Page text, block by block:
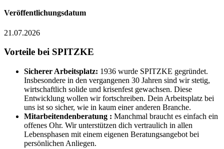
Veröffentlichungsdatum
21.07.2026
Vorteile bei SPITZKE
Sicherer Arbeitsplatz: 1936 wurde SPITZKE gegründet.
Insbesondere in den vergangenen 30 Jahren sind wir stetig,
wirtschaftlich solide und krisenfest gewachsen. Diese
Entwicklung wollen wir fortschreiben. Dein Arbeitsplatz bei
uns ist so sicher, wie in kaum einer anderen Branche.
Mitarbeitendenberatung : Manchmal braucht es einfach ein
offenes Ohr. Wir unterstützen dich vertraulich in allen
Lebensphasen mit einem eigenen Beratungsangebot bei
persönlichen Anliegen.